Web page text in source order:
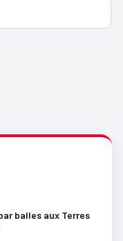
balles aux Terres